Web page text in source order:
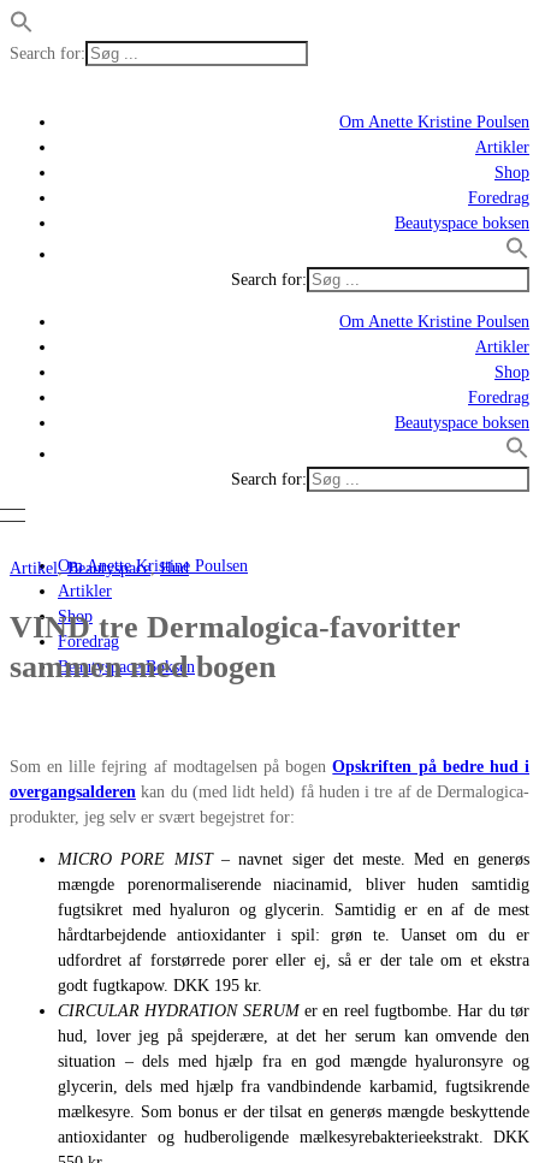
Search for:
Om Anette Kristine Poulsen
Artikler
Shop
Foredrag
Beautyspace boksen
Search for:
Om Anette Kristine Poulsen
Artikler
Shop
Foredrag
Beautyspace boksen
Search for:
Om Anette Kristine Poulsen
Artikler
Shop
Foredrag
Beautyspace Boksen
Artikel,Beautyspace,Hud
VIND tre Dermalogica-favoritter
sammen med bogen
Som en lille fejring af modtagelsen på bogenOpskriften på bedre hud i
overgangsalderen kan du (med lidt held) få huden i tre af de Dermalogica-
produkter, jeg selv er svært begejstret for:
MICRO PORE MIST– navnet siger det meste. Med en generøs
mængde porenormaliserende niacinamid, bliver huden samtidig
fugtsikret med hyaluron og glycerin. Samtidig er en af de mest
hårdtarbejdende antioxidanter i spil: grøn te. Uanset om du er
udfordret af forstørrede porer eller ej, så er der tale om et ekstra
godt fugtkapow. DKK 195 kr.
CIRCULAR HYDRATION SERUMer en reel fugtbombe. Har du tør
hud, lover jeg på spejderære, at det her serum kan omvende den
situation – dels med hjælp fra en god mængde hyaluronsyre og
glycerin, dels med hjælp fra vandbindende karbamid, fugtsikrende
mælkesyre. Som bonus er der tilsat en generøs mængde beskyttende
antioxidanter og hudberoligende mælkesyrebakterieekstrakt. DKK